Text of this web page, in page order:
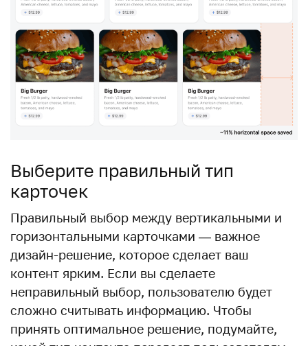
Выберите правильный тип
карточек
Правильный выбор между вертикальными и
горизонтальными карточками — важное
дизайн-решение, которое сделает ваш
контент ярким. Если вы сделаете
неправильный выбор, пользователю будет
сложно считывать информацию. Чтобы
принять оптимальное решение, подумайте,